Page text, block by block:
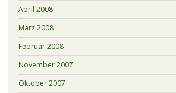
April 2008
März 2008
Februar 2008
November 2007
Oktober 2007